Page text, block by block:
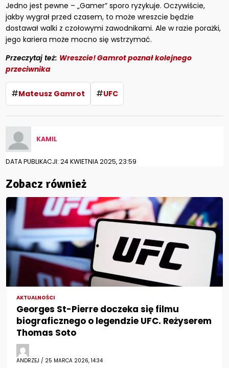
Jedno jest pewne – „Gamer” sporo ryzykuje. Oczywiście,
jakby wygrał przed czasem, to może wreszcie będzie
dostawał walki z czołowymi zawodnikami. Ale w razie porażki,
jego kariera może mocno się wstrzymać.
Przeczytaj też: Wreszcie! Gamrot poznał kolejnego
przeciwnika
#Mateusz Gamrot #UFC
KAMIL
DATA PUBLIKACJI: 24 KWIETNIA 2025, 23:59
Zobacz również
AKTUALNOŚCI
Georges St-Pierre doczeka się filmu
biograficznego o legendzie UFC. Reżyserem
Thomas Soto
ANDRZEJ / 25 MARCA 2026, 14:34